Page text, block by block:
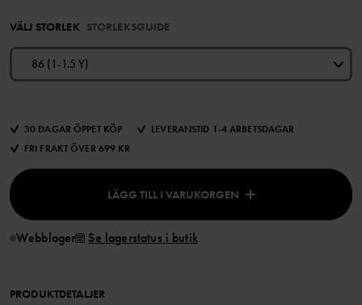
VÄLJ STORLEK STORLEKSGUIDE
86 (1-1.5 Y)
30 DAGAR ÖPPET KÖP
LEVERANSTID 1-4 ARBETSDAGAR
FRI FRAKT ÖVER 699 KR
LÄGG TILL I VARUKORGEN
Webblager Se lagerstatus i butik
PRODUKTDETALJER